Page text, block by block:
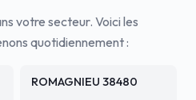
votre secteur. Voici les
quotidiennement :
ROMAGNIEU 38480